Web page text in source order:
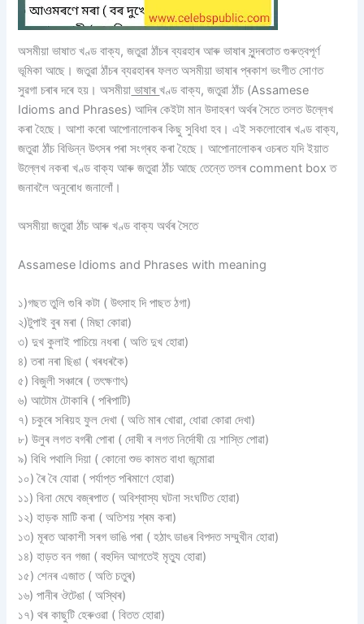
অসমীয়া ভাষাত খণ্ড বাক্য, জতুৱা ঠাঁচৰ ব্যৱহাৰ আৰু ভাষাৰ সুন্দৰতাত গুৰুত্বপূৰ্ণ
ভূমিকা আছে। জতুৱা ঠাঁচৰ ব্যৱহাৰৰ ফলত অসমীয়া ভাষাৰ প্ৰকাশ ভংগীত সোণত
সুৱগা চৰাৰ দৰে হয়। অসমীয়া ভাষাৰখণ্ড বাক্য, জতুৱা ঠাঁচ (Assamese
Idioms and Phrases) আদিৰ কেইটা মান উদাহৰণ অৰ্থৰ সৈতে তলত উল্লেখ
কৰা হৈছে। আশা কৰো আপোনালোকৰ কিছু সুবিধা হব। এই সকলোবোৰ খণ্ড বাক্য,
জতুৱা ঠাঁচ বিভিন্ন উৎসৰ পৰা সংগ্ৰহ কৰা হৈছে। আপোনালোকৰ ওচৰত যদি ইয়াত
উল্লেখ নকৰা খণ্ড বাক্য আৰু জতুৱা ঠাঁচ আছে তেন্তে তলৰ comment box ত
জনাবলৈ অনুৰোধ জনালোঁ।
অসমীয়া জতুৱা ঠাঁচ আৰু খণ্ড বাক্য অৰ্থৰ সৈতে
Assamese Idioms and Phrases with meaning
১)গছত তুলি গুৰি কটা ( উৎসাহ দি পাছত ঠগা)
২)টুপাই বুৰ মৰা ( মিছা কোৱা)
৩) দুখ কুলাই পাচিয়ে নধৰা ( অতি দুখ হোৱা)
৪) তৰা নৰা ছিঙা ( খৰধৰকৈ)
৫) বিজুলী সঞ্চাৰে ( তৎক্ষণাৎ)
৬) আটোম টোকাৰি ( পৰিপাটি)
৭) চকুৰে সৰিয়হ ফুল দেখা ( অতি মাৰ খোৱা, ধোৱা কোৱা দেখা)
৮) উলুৰ লগত বগৰী পোৰা ( দোষী ৰ লগত নিৰ্দোষী য়ে শাস্তি পোৱা)
৯) বিধি পথালি দিয়া ( কোনো শুভ কামত বাধা জন্মোৱা
১০) ৰৈ বৈ যোৱা ( পৰ্যাপ্ত পৰিমাণে হোৱা)
১১) বিনা মেঘে বজ্ৰপাত ( অবিশ্বাস্য ঘটনা সংঘটিত হোৱা)
১২) হাড়ক মাটি কৰা ( অতিশয় শ্ৰম কৰা)
১৩) মূৰত আকাশী সৰগ ভাঙি পৰা ( হঠাৎ ডাঙৰ বিপদত সম্মুখীন হোৱা)
১৪) হাড়ত বন গজা ( বহুদিন আগতেই মৃত্যু হোৱা)
১৫) শেনৰ এজাত ( অতি চতুৰ)
১৬) পানীৰ ঔটেঙা ( অস্থিৰ)
১৭) থৰ কাছুটি হেৰুওৱা ( বিতত হোৱা)